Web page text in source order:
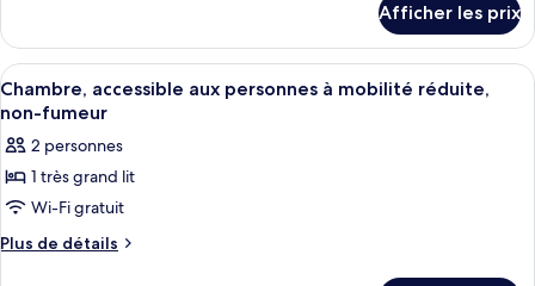
chambre :
Chambre,
2
grands
lits,
non-
fumeur
Chambre,
grands
lits,
fumeur
Afficher les prix
Afficher
toutes
les
photos
pour
ce
type
Une chambre d’hôtel équipée d’un
3
Chambre, accessible aux personnes à mobilité réduite,
non-fumeur
2 personnes
1 très grand lit
Wi-Fi gratuit
Plus de détails
Plus